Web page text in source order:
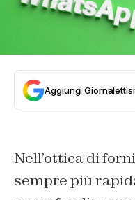
Aggiungi
Nell’ottica di
sempre più